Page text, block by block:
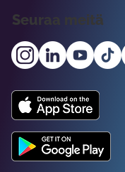
Seuraa meitä